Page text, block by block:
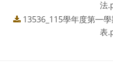
法
13536_115學年度第㇐
表